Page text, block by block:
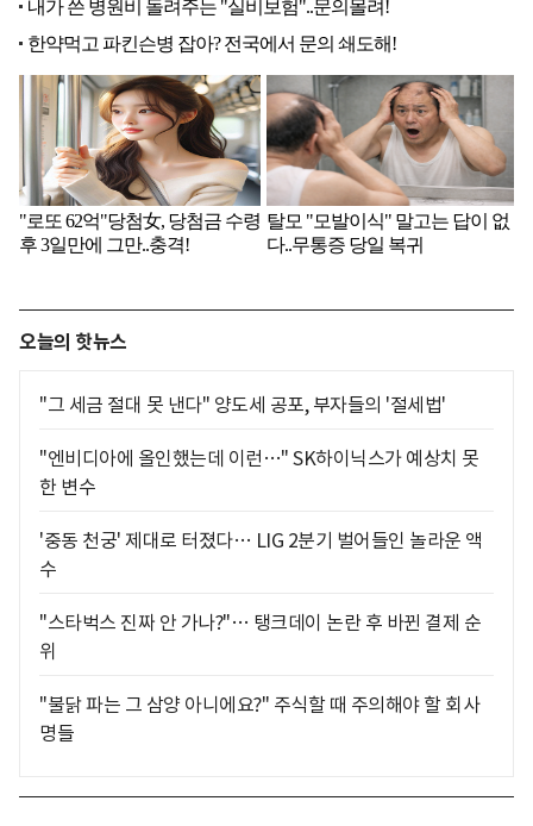
오늘의 핫뉴스
"그 세금 절대 못 낸다" 양도세 공포, 부자들의 '절세법'
"엔비디아에 올인했는데 이런…" SK하이닉스가 예상치 못
한 변수
'중동 천궁' 제대로 터졌다… LIG 2분기 벌어들인 놀라운 액
수
"스타벅스 진짜 안 가나?"… 탱크데이 논란 후 바뀐 결제 순
위
"불닭 파는 그 삼양 아니에요?" 주식할 때 주의해야 할 회사
명들